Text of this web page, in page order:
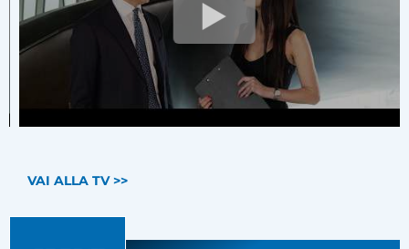
VAI ALLA TV >>